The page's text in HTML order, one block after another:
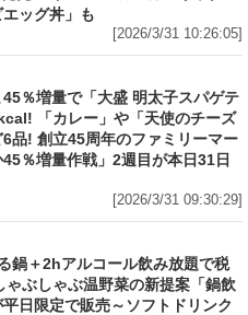
ッグ丼」も
[2026/3/31 10:26:05]
％増量で「大盛 明太子スパゲテ
「カレー」や「天使のチーズ
品! 創立45周年のファミリーマー
45％増量作戦」2週目が本日31日
[2026/3/31 09:30:29]
鍋＋2hアルコール飲み放題で税
ゃぶしゃぶ温野菜の新提案「鍋飲
日限定で販売～ソフトドリンク